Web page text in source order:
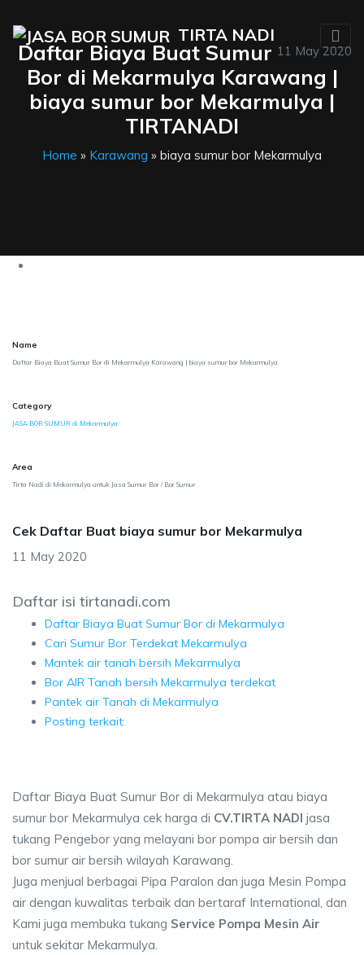
TIRTA NADI
11 May 2020
Daftar Biaya Buat Sumur
Bor di Mekarmulya Karawang |
biaya sumur bor Mekarmulya |
TIRTANADI
Home » Karawang » biaya sumur bor Mekarmulya
Name
Daftar Biaya Buat Sumur Bor di Mekarmulya Karawang | biaya sumur bor Mekarmulya
Category
JASA BOR SUMUR di Mekarmulya
Area
Tirta Nadi di Mekarmulya untuk Jasa Sumur Bor / Bor Sumur
Cek Daftar Buat biaya sumur bor Mekarmulya
11 May 2020
Daftar isi tirtanadi.com
Daftar Biaya Buat Sumur Bor di Mekarmulya
Cari Sumur Bor Terdekat Mekarmulya
Mantek air tanah bersih Mekarmulya
Bor AIR Tanah bersih Mekarmulya terdekat
Pantek air Tanah di Mekarmulya
Posting terkait:
Daftar Biaya Buat Sumur Bor di Mekarmulya atau biaya
sumur bor Mekarmulya cek harga di CV.TIRTA NADI jasa
tukang Pengebor yang melayani bor pompa air bersih dan
bor sumur air bersih wilayah Karawang.
Juga menjual berbagai Pipa Paralon dan juga Mesin Pompa
air dengan kuwalitas terbaik dan bertaraf International, dan
Kami juga membuka tukang Service Pompa Mesin Air
untuk sekitar Mekarmulya.